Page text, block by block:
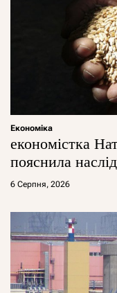
Економіка
економістка
пояснила
6 Серпня, 2026